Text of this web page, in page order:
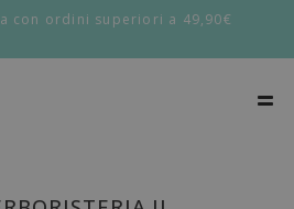
con ordini superiori a 49,90€